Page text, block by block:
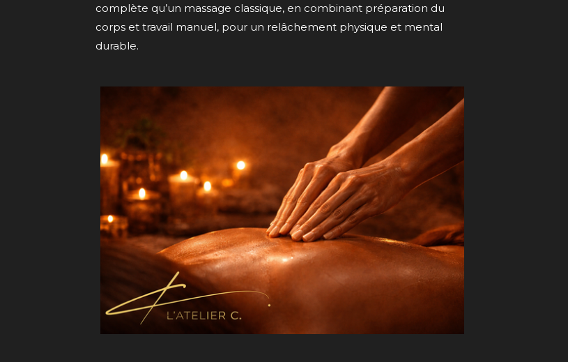
complète qu’un massage classique, en combinant préparation du
corps et travail manuel, pour un relâchement physique et mental
durable.